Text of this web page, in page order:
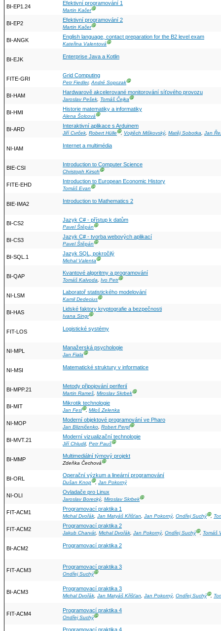
BI-EP1.24
Efektivní programování 1
Martin KačerⒼ
BI-EP2
Efektivní programování 2
Martin KačerⒼ
BI-ANGK
English language, contact preparation for the B2 level exam
Kateřina ValentováⒼ
BI-EJK Enterprise Java a Kotlin
FITE-GRI
Grid Computing
Petr Fiedler,André SopczakⒼ
BI-HAM
Hardwarově akcelerované monitorování síťového provozu
Jaroslav Pešek, Tomáš ČejkaⒼ
BI-HMI
Historie matematiky a informatiky
Alena ŠolcováⒼ
BI-ARD
Interaktivní aplikace s Arduinem
Jiří Cvrček, Robert HülleⒼ, Vojtěch Miškovský, Matěj Sobotka, Jan
NI-IAM Internet a multimédia
BIE-CSI
Introduction to Computer Science
Christoph KirschⒼ
FITE-EHD
Introduction to European Economic History
Tomáš EvanⒼ
BIE-IMA2 Introduction to Mathematics 2
BI-CS2
Jazyk C# - přístup k datům
Pavel ŠtěpánⒼ
BI-CS3
Jazyk C# - tvorba webových aplikací
Pavel ŠtěpánⒼ
BI-SQL.1
Jazyk SQL, pokročilý
Michal ValentaⒼ
BI-QAP
Kvantové algoritmy a programování
Tomáš Kalvoda, Ivo PetrⒼ
NI-LSM
Laboratoř statistického modelování
Kamil DedeciusⒼ
BI-HAS
Lidské faktory kryptografie a bezpečnosti
Ivana SingrⒼ
FIT-LOS Logistické systémy
NI-MPL
Manažerská psychologie
Jan FialaⒼ
NI-MSI Matematické struktury v informatice
BI-MPP.21
Metody připojování periferií
Martin Rameš, Miroslav SkrbekⒼ
BI-MIT
Mikrotik technologie
Jan FeslⒼ, Miloš Zelenka
NI-MOP
Moderní objektové programování ve Pharo
Jan Blizničenko, Robert PerglⒼ
BI-MVT.21
Moderní vizualizační technologie
Jiří Chludil, Petr PaušⒼ
BI-MMP
Multimediální týmový projekt
Zdeňka ČechováⒼ
BI-ORL
Operační výzkum a lineární programování
Dušan KnopⒼ, Jan Pokorný
NI-OLI
Ovladače pro Linux
Jaroslav Borecký, Miroslav SkrbekⒼ
FIT-ACM1
Programovací praktika 1
Michal Dvořák, Jan Matyáš Křišťan, Jan Pokorný, Ondřej SuchýⒼ,
FIT-ACM2
Programovací praktika 2
Jakub Charvát, Michal Dvořák, Jan Pokorný, Ondřej SuchýⒼ, Tomáš
BI-ACM2 Programovací praktika 2
FIT-ACM3
Programovací praktika 3
Ondřej SuchýⒼ
BI-ACM3
Programovací praktika 3
Michal Dvořák, Jan Matyáš Křišťan, Jan Pokorný, Ondřej SuchýⒼ,
FIT-ACM4
Programovací praktika 4
Ondřej SuchýⒼ
Programovací praktika 4